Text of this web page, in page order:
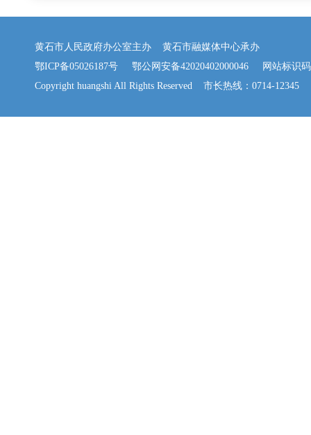
黄石市人民政府办公室主办 黄石市融媒体中心承办
鄂ICP备05026187号
鄂公网安备42020402000046 网站标识码
Copyright huangshi All Rights Reserved 市长热线：0714-12345